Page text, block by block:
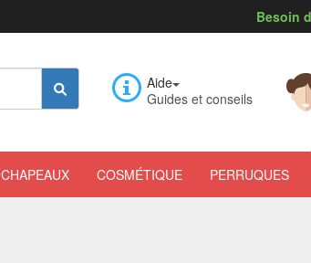
Besoin
Aide
Guides et conseils
CHAPEAUX COSMÉTIQUE PERRUQUES